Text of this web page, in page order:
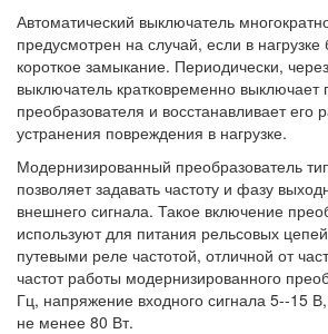
Автоматический выключатель
предусмотрен на случай, если в нагрузке
короткое замыкание. Периодически,
выключатель кратковременно выключает
преобразователя и восстанавливает его
устранения повреждения в нагрузке.
Модернизированный преобразователь
позволяет задавать частоту и фазу
внешнего сигнала. Такое включение
используют для питания рельсовых
путевыми реле частотой, отличной от
частот работы модернизированного
Гц, напряжение входного сигнала 5--15
не менее 80 Вт.